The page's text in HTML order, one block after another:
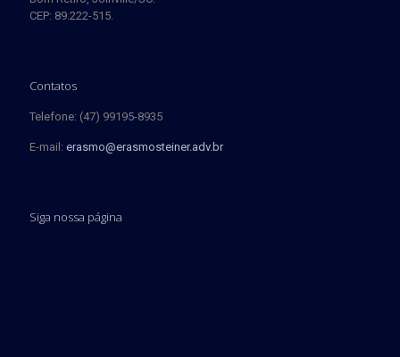
CEP: 89.222-515.
Contatos
Telefone: (47) 99195-8935
E-mail: erasmo@erasmosteiner.adv.br
Siga nossa página